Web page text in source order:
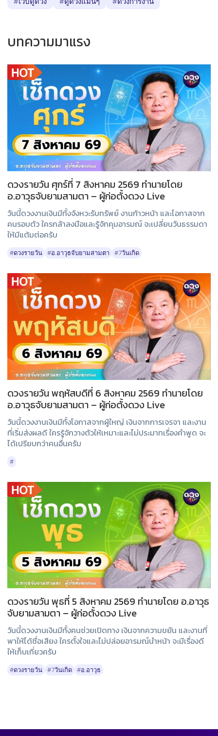
บทความมาแรง
ดวงรายวัน ศุกร์ที่ 7 สิงหาคม 2569 ทำนายโดย
อ.อาวุธจับยามสามตา – ผู้ก่อตั้งดวง Live
วันนี้ดวงงานเงินมีทั้งจังหวะรับทรัพย์ งานก้าวหน้า และโอกาสจาก
คนรอบตัว ใครกล้าลงมือและรู้จักคุมอารมณ์ จะเปลี่ยนวันธรรมดา
ให้มีแต้มต่อครับ
#ดวงรายวัน #อ.อาวุธจับยามสามตา #7วันเกิด
ดวงรายวัน พฤหัสบดีที่ 6 สิงหาคม 2569 ทำนายโดย
อ.อาวุธจับยามสามตา – ผู้ก่อตั้งดวง Live
วันนี้ดวงงานเงินมีทั้งโอกาสจากผู้ใหญ่ เงินจากการเจรจา และงาน
ที่เริ่มส่งผลดี ใครรู้จักวางตัวให้เหมาะและไม่ประมาทเรื่องคำพูด จะ
ได้เปรียบกว่าคนอื่นครับ
#
ดวงรายวัน พุธที่ 5 สิงหาคม 2569 ทำนายโดย อ.อาวุธ
จับยามสามตา – ผู้ก่อตั้งดวง Live
วันนี้ดวงงานเงินมีทั้งคนช่วยเปิดทาง เงินจากความขยัน และงานที่
พาให้ได้ชื่อเสียง ใครตั้งใจและไม่ปล่อยอารมณ์นำหน้า จะมีเรื่องดี
ให้เก็บเกี่ยวครับ
#ดวงรายวัน #7วันเกิด #อ.อาวุธ